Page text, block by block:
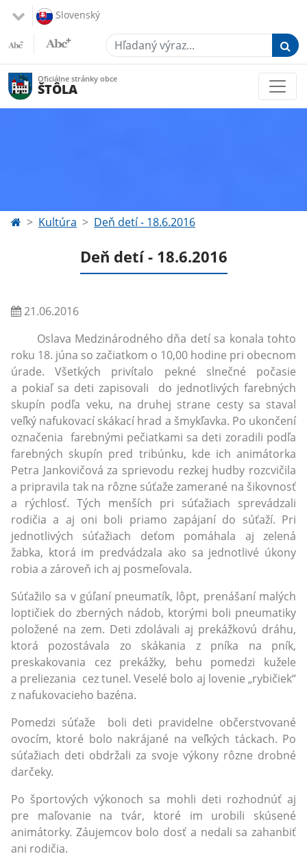
Slovenský
Hľadaný výraz...
Oficiálne stránky obce
ŠTÔLA
Kultúra Deň detí - 18.6.2016
Deň detí - 18.6.2016
21.06.2016
Oslava Medzinárodného dňa detí sa konala tohto
roku 18. júna so začiatkom o 10,00 hodine pri obecnom
úrade. Všetkých privítalo pekné slnečné počasie
a pokiaľ sa deti zapisovali do jednotlivých farebných
skupín podľa veku, na druhej strane cesty sa staval
veľký nafukovací skákací hrad a šmykľavka. Po ukončení
označenia farebnými pečiatkami sa deti zoradili podľa
farebných skupín pred tribúnku, kde ich animátorka
Petra Jankovičová za sprievodu rezkej hudby rozcvičila
a pripravila tak na rôzne súťaže zamerané na šikovnosť
a rýchlosť. Tých menších pri súťažiach sprevádzali
rodičia a aj oni boli priamo zapájaní do súťaží. Pri
jednotlivých súťažiach deťom pomáhala aj zelená
žabka, ktorá im predvádzala ako sa jednotlivé úkony
robia a zároveň ich aj posmeľovala.
Súťažilo sa v gúľaní pneumatík, lôpt, prenášaní malých
loptičiek do zberných nádob, ktorými boli pneumatiky
položené na zem. Deti zdolávali aj prekážkovú dráhu,
ktorá pozostávala zo skákania z pníka na pník,
preskakovania cez prekážky, behu pomedzi kužele
a preliezania cez tunel. Veselé bolo aj lovenie „rybičiek“
z nafukovacieho bazéna.
Pomedzi súťaže boli deti pravidelne občerstvované
ovocím, ktoré bolo nakrájané na veľkých táckach. Po
súťažiach deti obdržali za svoje výkony rôzne drobné
darčeky.
Po športových výkonoch sa mohli deti rozhodnúť aj
pre maľovanie na tvár, ktoré im urobili skúsené
animátorky. Záujemcov bolo dosť a nedali sa zahanbiť
ani rodičia.